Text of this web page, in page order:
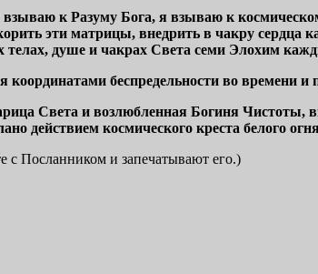
к Разуму Бога, я взываю к
эти матрицы, внедрить в чакру
душе и чакрах Света семи Элохим
беспредельности во времени и
Света и возлюбленная Богиня
действием космического креста
с Посланником и запечатывают его.)